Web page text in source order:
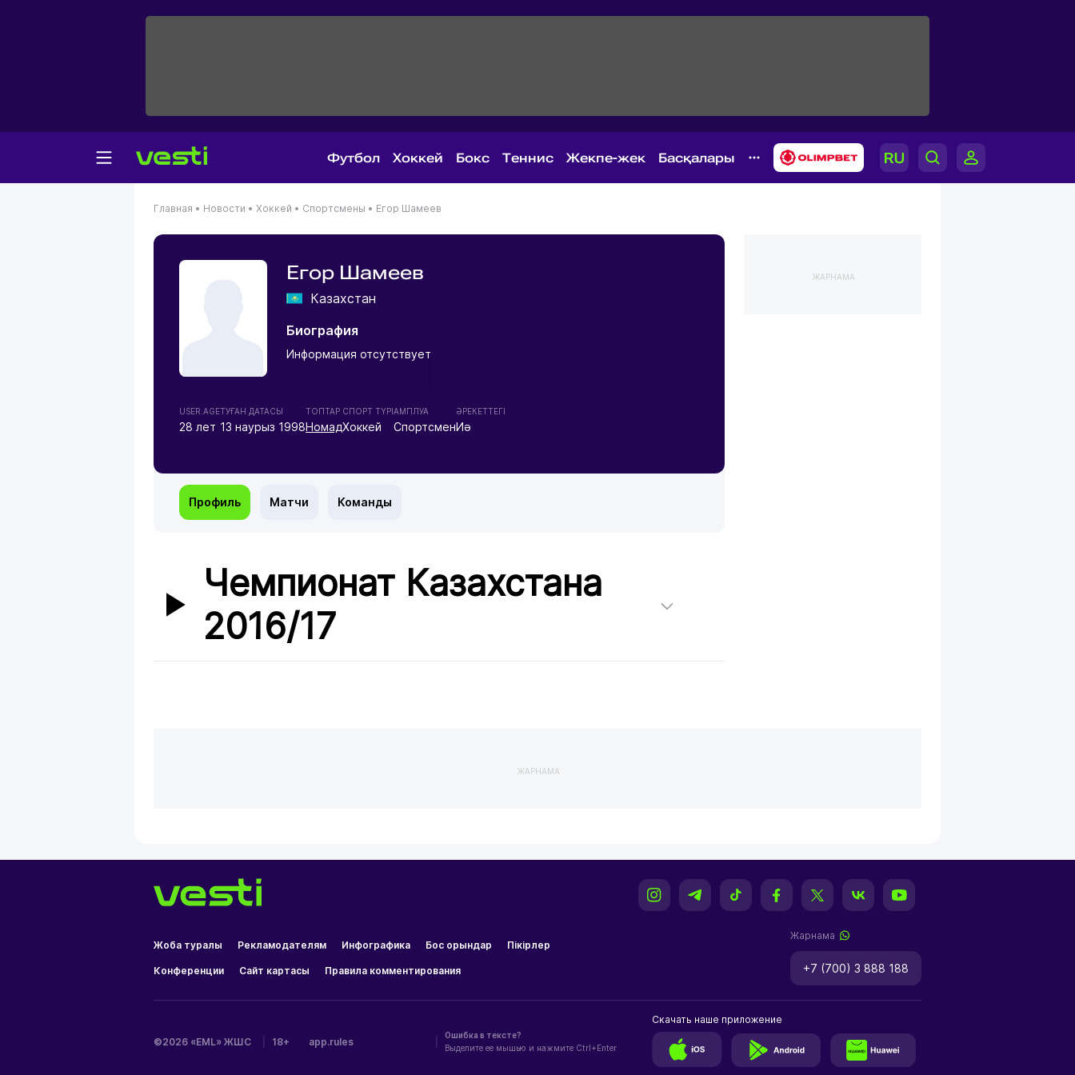
Футбол Хоккей Бокс Теннис Жекпе-жек Басқалары
Главная • Новости • Хоккей • Спортсмены • Егор Шамеев
Егор Шамеев
Казахстан
Биография
Информация отсутствует
USER.AGE
28 лет
ТУҒАН ДАТАСЫ
13 наурыз 1998
ТОПТАР
Номад
СПОРТ ТҮРІ
Хоккей
АМПЛУА
Спортсмен
ӘРЕКЕТТЕГІ
Иә
Профиль Матчи Команды
Чемпионат Казахстана
2016/17
ЖАРНАМА
ЖАРНАМА
Жоба туралы Рекламодателям Инфографика Бос орындар Пікірлер
Конференции Сайт картасы Правила комментирования
Жарнама
+7 (700) 3 888 188
©2026 «EML» ЖШС 18+ app.rules
Ошибка в тексте?
Выделите ее мышью и нажмите Ctrl+Enter
Скачать наше приложение